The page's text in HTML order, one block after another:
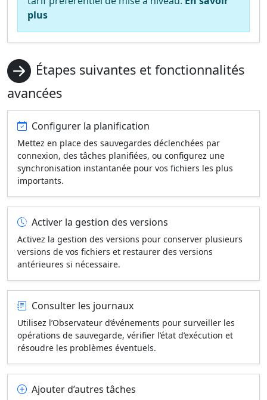
plus
Étapes suivantes et fonctionnalités
avancées
Configurer la planification
Mettez en place des sauvegardes déclenchées par
connexion, des tâches planifiées, ou configurez une
synchronisation instantanée pour vos fichiers les plus
importants.
Activer la gestion des versions
Activez la gestion des versions pour conserver plusieurs
versions de vos fichiers et restaurer des versions
antérieures si nécessaire.
Consulter les journaux
Utilisez l’Observateur d’événements pour surveiller les
opérations de sauvegarde, vérifier l’état d’exécution et
résoudre les problèmes éventuels.
Ajouter d’autres tâches